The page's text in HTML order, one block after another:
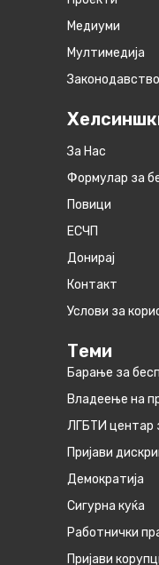
Медиуми
Мултимедија
Законодавство
За Нас
Формулар за
Повици
ЕСЧП
Донирај
Контакт
Услови за
Теми
Барање за
Владеење на
ЛГБТИ центар
Пријави
Демократија
Сигурна куќа
Работнички
Пријави